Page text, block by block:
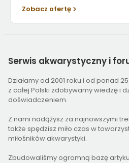
Zobacz ofertę
Serwis akwarystyczny i
Działamy od 2001 roku i od ponad
z całej Polski zdobywamy wiedzę i
doświadczeniem.
Z nami nadążysz za najnowszymi
także spędzisz miło czas w
miłośników akwarystyki.
Zbudowaliśmy ogromną bazę